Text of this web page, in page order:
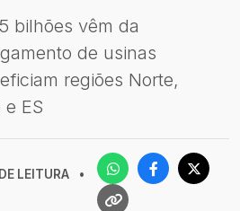
bilhões vêm da
de usinas
regiões Norte,
ES
LEITURA
•